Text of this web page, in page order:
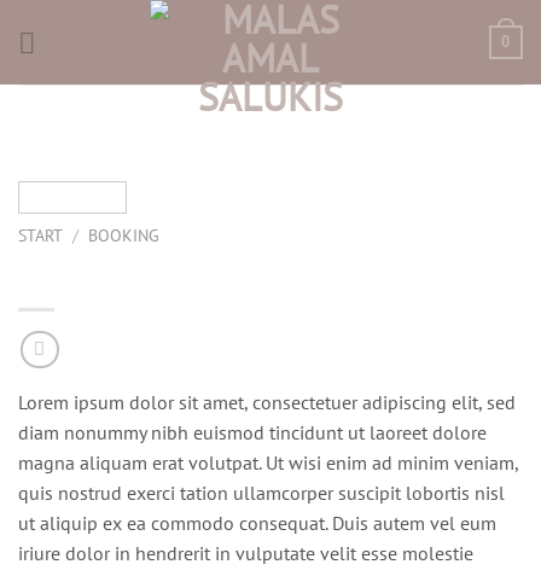
0
START / BOOKING
Lorem ipsum dolor sit amet, consectetuer adipiscing elit, sed
diam nonummy nibh euismod tincidunt ut laoreet dolore
magna aliquam erat volutpat. Ut wisi enim ad minim veniam,
quis nostrud exerci tation ullamcorper suscipit lobortis nisl
ut aliquip ex ea commodo consequat. Duis autem vel eum
iriure dolor in hendrerit in vulputate velit esse molestie